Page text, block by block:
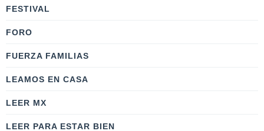
FESTIVAL
FORO
FUERZA FAMILIAS
LEAMOS EN CASA
LEER MX
LEER PARA ESTAR BIEN